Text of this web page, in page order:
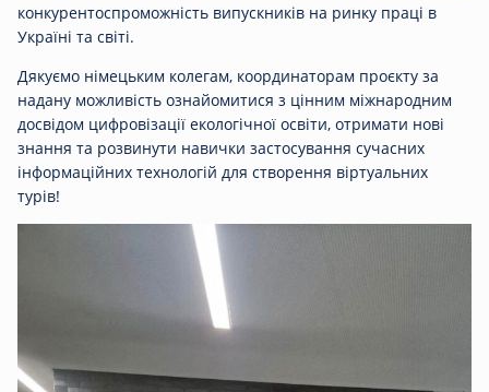
конкурентоспроможність випускників на ринку праці в
Україні та світі.
Дякуємо німецьким колегам, координаторам проєкту за
надану можливість ознайомитися з цінним міжнародним
досвідом цифровізації екологічної освіти, отримати нові
знання та розвинути навички застосування сучасних
інформаційних технологій для створення віртуальних
турів!